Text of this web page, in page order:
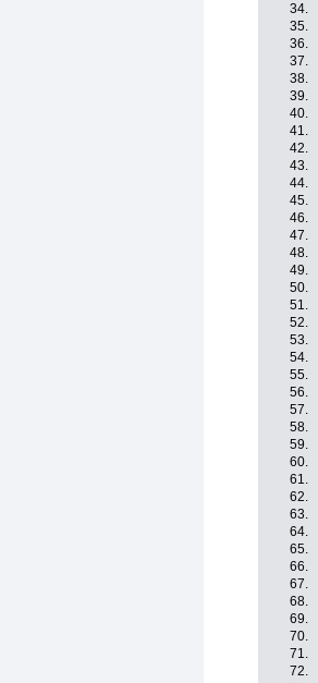
34.
35.
36.
37.
38.
39.
40.
41.
42.
43.
44.
45.
46.
47.
48.
49.
50.
51.
52.
53.
54.
55.
56.
57.
58.
59.
60.
61.
62.
63.
64.
65.
66.
67.
68.
69.
70.
71.
72.